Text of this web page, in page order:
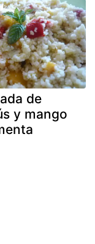
de
y mango